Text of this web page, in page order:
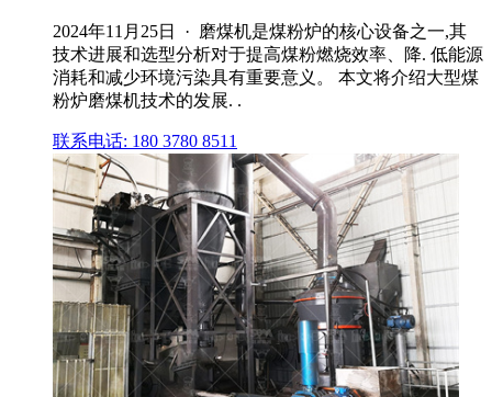
2024年11月25日 · 磨煤机是煤粉炉的核心设备之一,其
技术进展和选型分析对于提高煤粉燃烧效率、降. 低能源
消耗和减少环境污染具有重要意义。 本文将介绍大型煤
粉炉磨煤机技术的发展. .
联系电话: 180 3780 8511